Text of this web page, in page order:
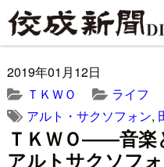
2019年01月12日
ＴＫＷＯ
ライフ
アルト・サクソフォン,
ＴＫＷＯ――音
アルトサクソフ